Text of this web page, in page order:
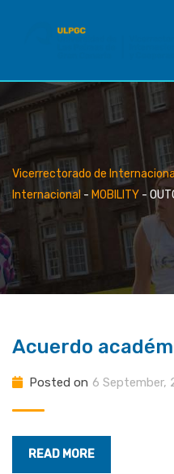
Vicerrectorado de
Internacional - MOBILITY -
Acuerdo
Posted on 6 September,
READ MORE